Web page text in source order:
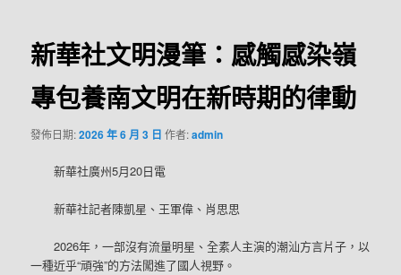
新華社文明漫筆：感觸感染嶺
專包養南文明在新時期的律動
發佈日期:2026 年 6 月 3 日 作者:admin
新華社廣州5月20日電
新華社記者陳凱星、王軍偉、肖思思
2026年，一部沒有流量明星、全素人主演的潮汕方言片子，以
一種近乎“頑強”的方法闖進了國人視野。